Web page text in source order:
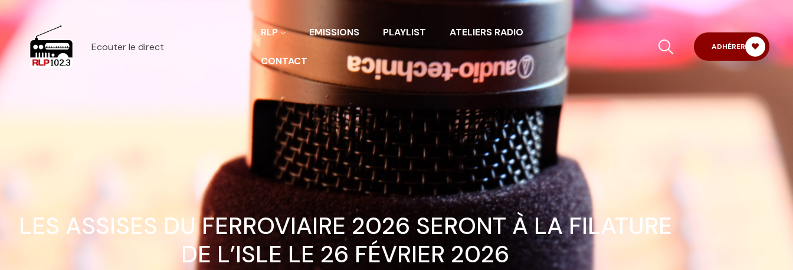
Ecouter le direct
RLP EMISSIONS PLAYLIST ATELIERS RADIO
CONTACT
ADHÉRER
LES ASSISES DU FERROVIAIRE 2026 SERONT À LA FILATURE
DE L’ISLE LE 26 FÉVRIER 2026